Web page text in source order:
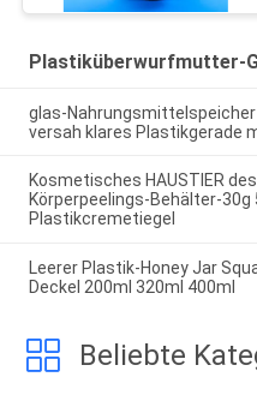
Plastiküberwurfmutter-
glas-Nahrungsmittelspeicher
versah klares Plastikgerade
Kosmetisches HAUSTIER
Körperpeelings-Behälter-30g
Plastikcremetiegel
Leerer Plastik-Honey Jar
Deckel 200ml 320ml 400ml
Beliebte